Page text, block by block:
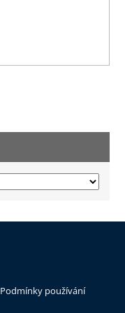
Podmínky používání